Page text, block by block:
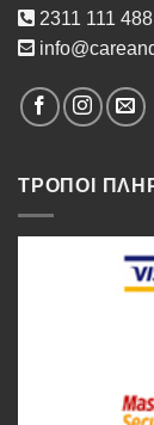
2311 111
ΤΡΟΠΟΙ